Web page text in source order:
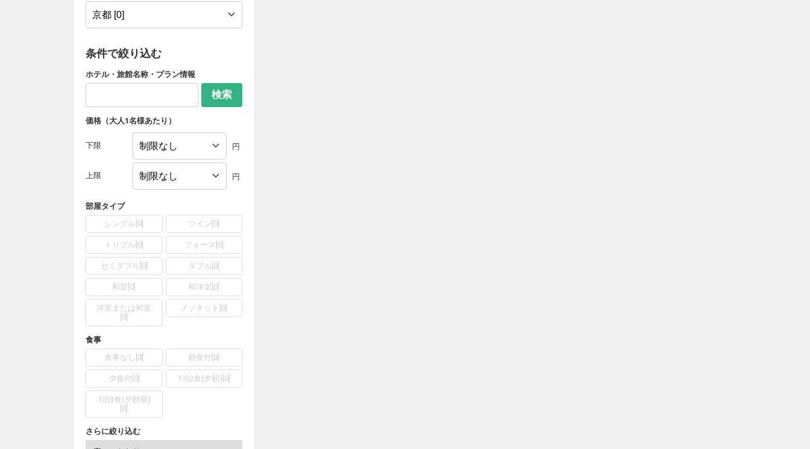
条件で絞り込む
ホテル・旅館名称・プラン情報
検索
価格（大人1名様あたり）
下限 円
上限 円
部屋タイプ
シングル 0 ツイン 0
トリプル 0 フォース 0]
セミダブル[ 0] ダブル 0
和室 0 和洋室 0
洋室または和室
0
メゾネット 0
食事
食事なし 0 朝食付 0
夕食付 0] 1泊2食(夕朝) 0
1泊3食(夕朝昼)
0
さらに絞り込む